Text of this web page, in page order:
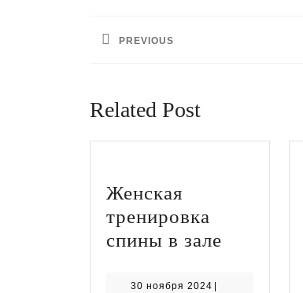
по
PREVIOUS
Related Post
Женская
тренировка
спины в зале
30 ноября 2024 30